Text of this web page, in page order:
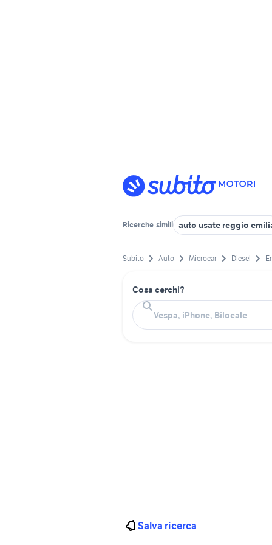
Ricerche simili auto usate reggio
Subito Auto Microcar Diesel
Cosa cerchi?
Salva ricerca